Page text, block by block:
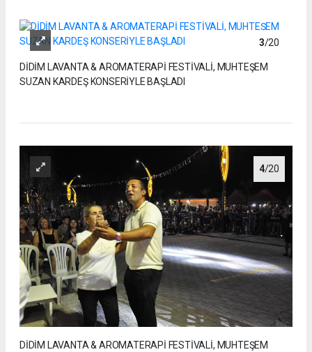
3/20
DİDİM LAVANTA & AROMATERAPİ FESTİVALİ, MUHTEŞEM
SUZAN KARDEŞ KONSERİYLE BAŞLADI
4/20
DİDİM LAVANTA & AROMATERAPİ FESTİVALİ, MUHTEŞEM